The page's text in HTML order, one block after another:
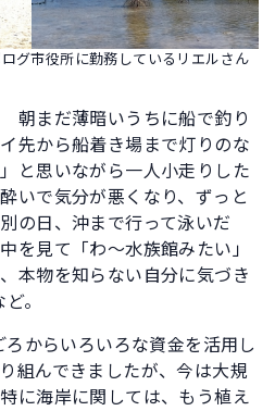
グ市役所に勤務しているリエルさん
朝まだ薄暗いうちに船で釣り
先から船着き場まで灯りのな
と思いながら一人小走りした
いで気分が悪くなり、ずっと
の日、沖まで行って泳いだ
を見て「わ～水族館みたい」
本物を知らない自分に気づき
。
からいろいろな資金を活用し
組んできましたが、今は大規
に海岸に関しては、もう植え